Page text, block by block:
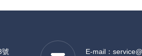
號
E-mail：